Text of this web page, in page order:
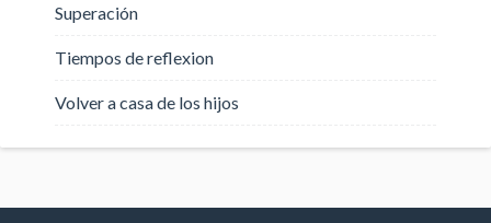
Superación
Tiempos de reflexion
Volver a casa de los hijos